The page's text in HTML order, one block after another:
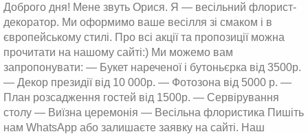
Доброго дня! Мене звуть Орися. Я — весільний флорист-
декоратор. Ми оформимо ваше весілля зі смаком і в
європейському стилі. Про всі акції та пропозиції можна
прочитати на нашому сайті:) Ми можемо вам
запропонувати: — Букет нареченої і бутоньєрка від 3500р.
— Декор президії від 10 000р. — Фотозона від 5000 р. —
План розсадження гостей від 1500р. — Сервірування
столу — Виїзна церемонія — Весільна флористика Пишіть
нам WhatsApp або залишаєте заявку на сайті. Наш